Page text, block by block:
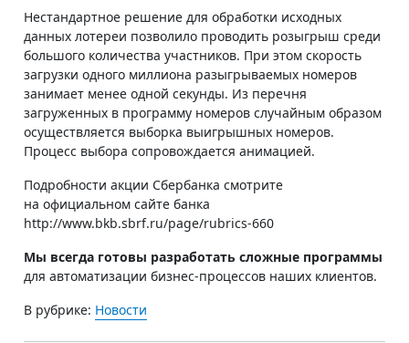
Нестандартное решение для обработки исходных
данных лотереи позволило проводить розыгрыш среди
большого количества участников. При этом скорость
загрузки одного миллиона разыгрываемых номеров
занимает менее одной секунды. Из перечня
загруженных в программу номеров случайным образом
осуществляется выборка выигрышных номеров.
Процесс выбора сопровождается анимацией.
Подробности акции Сбербанка смотрите
на официальном сайте банка
http://www.bkb.sbrf.ru/page/rubrics-660
Мы всегда готовы разработать сложные программы
для автоматизации бизнес-процессов наших клиентов.
В рубрике: Новости